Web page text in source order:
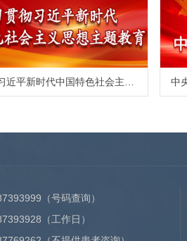
中
（号码查询）
（工作日）